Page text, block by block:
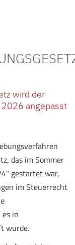
wird der
angepasst
das im Sommer
gestartet war,
im Steuerrecht
in
wurde.